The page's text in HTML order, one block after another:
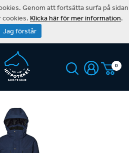
0
Genom att fortsätta surfa på sidan
cookies. Klicka här för mer information.
Jag förstår